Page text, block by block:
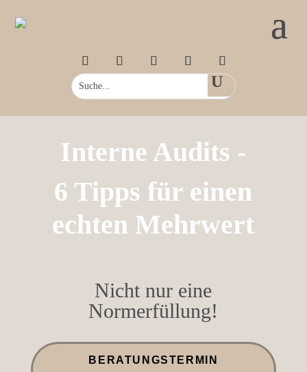
Interne Audits -
6 Tipps für einen
echten Mehrwert
Nicht nur eine
Normerfüllung!
BERATUNGSTERMIN